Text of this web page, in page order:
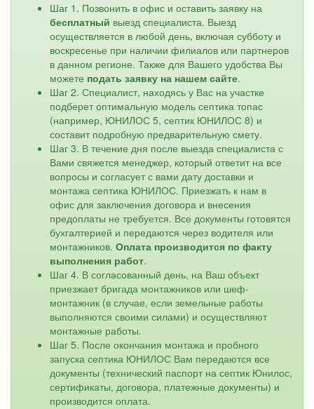
Шаг 1. Позвонить в офис и оставить заявку на
бесплатный выезд специалиста. Выезд
осуществляется в любой день, включая субботу и
воскресенье при наличии филиалов или партнеров
в данном регионе. Также для Вашего удобства Вы
можете подать заявку на нашем сайте.
Шаг 2. Специалист, находясь у Вас на участке
подберет оптимальную модель септика топас
(например, ЮНИЛОС 5, септик ЮНИЛОС 8) и
составит подробную предварительную смету.
Шаг 3. В течение дня после выезда специалиста с
Вами свяжется менеджер, который ответит на все
вопросы и согласует с вами дату доставки и
монтажа септика ЮНИЛОС. Приезжать к нам в
офис для заключения договора и внесения
предоплаты не требуется. Все документы готовятся
бухгалтерией и передаются через водителя или
монтажников. Оплата производится по факту
выполнения работ.
Шаг 4. В согласованный день, на Ваш объект
приезжает бригада монтажников или шеф-
монтажник (в случае, если земельные работы
выполняются своими силами) и осуществляют
монтажные работы.
Шаг 5. После окончания монтажа и пробного
запуска септика ЮНИЛОС Вам передаются все
документы (технический паспорт на септик Юнилос,
сертификаты, договора, платежные документы) и
производится оплата.